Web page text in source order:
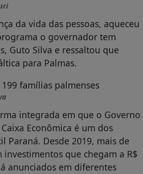
da vida das pessoas, aqueceu
o governador tem
Guto Silva e ressaltou que
para Palmas.
integrada em que o Governo
Econômica é um dos
Paraná. Desde 2019, mais de
que chegam a R$
anunciados em diferentes